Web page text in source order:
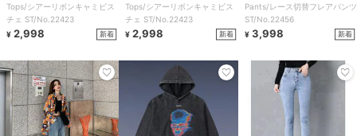
Tops/シアーリボンキャミビス
チェ ST/No.22423
¥ 2,998 新着
Tops/シアーリボンキャミビス
チェ ST/No.22423
¥ 2,998 新着
Pants/レース切替フレアパンツ
ST/No.22456
¥ 3,998 新着